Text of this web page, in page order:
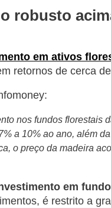
robusto
em ativos
retornos de cerca
nos fundos florestais
a 10% ao ano, além
o preço da madeira
em
é restrito a